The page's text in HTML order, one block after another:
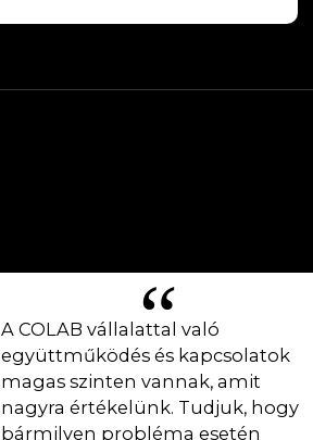
A COLAB vállalattal való
együttműködés és kapcsolatok
magas szinten vannak, amit
nagyra értékelünk. Tudjuk, hogy
bármilyen probléma esetén